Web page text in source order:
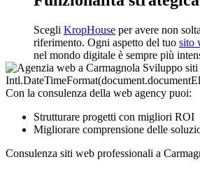
Scegli KropHouse per avere non
riferimento. Ogni aspetto del tuo sito
nel mondo digitale è sempre più
Con la consulenza della web agency puoi:
Strutturare progetti con migliori ROI
Migliorare comprensione delle
Consulenza siti web professionali a